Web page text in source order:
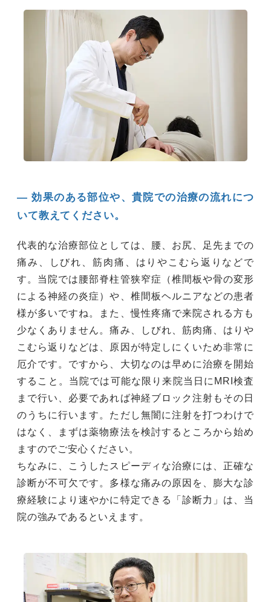
― 効果のある部位や、貴院での治療の流れにつ
いて教えてください。
代表的な治療部位としては、腰、お尻、足先までの
痛み、しびれ、筋肉痛、はりやこむら返りなどで
す。当院では腰部脊柱管狭窄症（椎間板や骨の変形
による神経の炎症）や、椎間板ヘルニアなどの患者
様が多いですね。また、慢性疼痛で来院される方も
少なくありません。痛み、しびれ、筋肉痛、はりや
こむら返りなどは、原因が特定しにくいため非常に
厄介です。ですから、大切なのは早めに治療を開始
すること。当院では可能な限り来院当日にMRI検査
まで行い、必要であれば神経ブロック注射もその日
のうちに行います。ただし無闇に注射を打つわけで
はなく、まずは薬物療法を検討するところから始め
ますのでご安心ください。
ちなみに、こうしたスピーディな治療には、正確な
診断が不可欠です。多様な痛みの原因を、膨大な診
療経験により速やかに特定できる「診断力」は、当
院の強みであるといえます。